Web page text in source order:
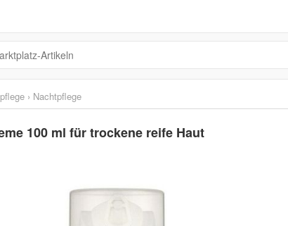
› Nachtpflege
100 ml für trockene reife Haut